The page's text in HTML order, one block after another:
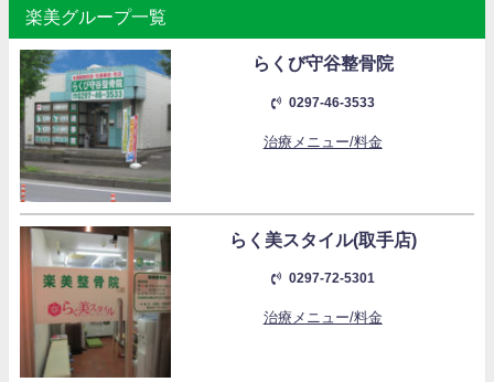
楽美グループ一覧
らくび守谷整骨院
0297-46-3533
治療メニュー/料金
らく美スタイル(取手店)
0297-72-5301
治療メニュー/料金